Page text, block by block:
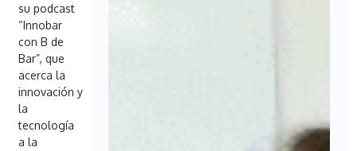
su podcast
“Innobar
con B de
Bar”, que
acerca la
innovación y
la
tecnología
a la